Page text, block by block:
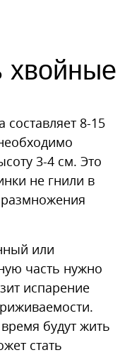
хвойные
8-15
3-4 см. Это
не гнили в
или
часть нужно
испарение
будут жить
стать